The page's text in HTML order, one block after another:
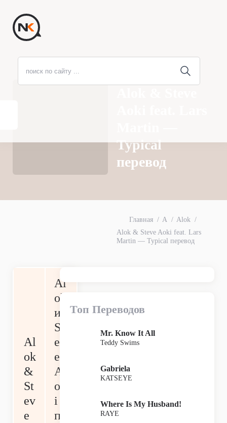
Typical
перевод
Главная A
Alok
Alok & Steve Aoki feat. Lars
Martin — Typical перевод
Al
ok
&
St
ev
e
Al
ok
и
St
ev
e
A
ok
i
п
Топ Переводов
Mr. Know It All
Teddy Swims
Gabriela
KATSEYE
Where Is My Husband!
RAYE